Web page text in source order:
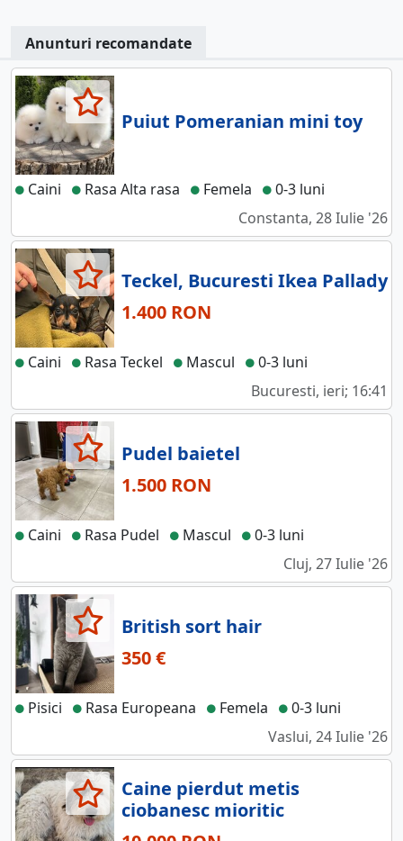
Anunturi recomandate
Puiut Pomeranian mini toy
Caini Rasa Alta rasa Femela
0-3 luni
Constanta, 28 Iulie '26
Teckel, Bucuresti Ikea Pallady
1.400 RON
Caini Rasa Teckel Mascul
0-3 luni
Bucuresti, ieri; 16:41
Pudel baietel
1.500 RON
Caini Rasa Pudel Mascul
0-3 luni
Cluj, 27 Iulie '26
British sort hair
350 €
Pisici Rasa Europeana Femela
0-3 luni
Vaslui, 24 Iulie '26
Caine pierdut metis
ciobanesc mioritic